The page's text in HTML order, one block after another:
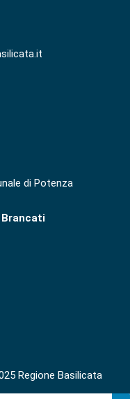
di Potenza
Brancati
Regione Basilicata